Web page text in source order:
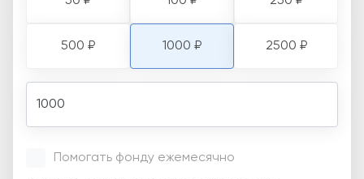
500 ₽ 1000 ₽ 2500 ₽
Помогать фонду ежемесячно